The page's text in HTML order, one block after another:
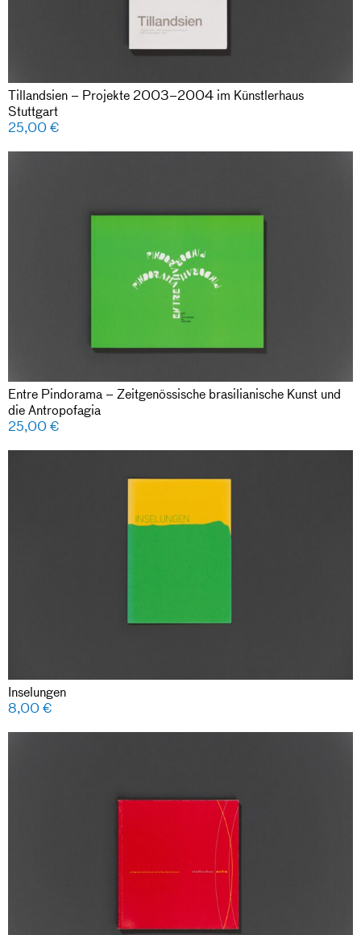
Tillandsien – Projekte 2003–2004 im Künstlerhaus
Stuttgart
25,00€
Entre Pindorama – Zeitgenössische brasilianische Kunst und
die Antropofagia
25,00€
Inselungen
8,00€